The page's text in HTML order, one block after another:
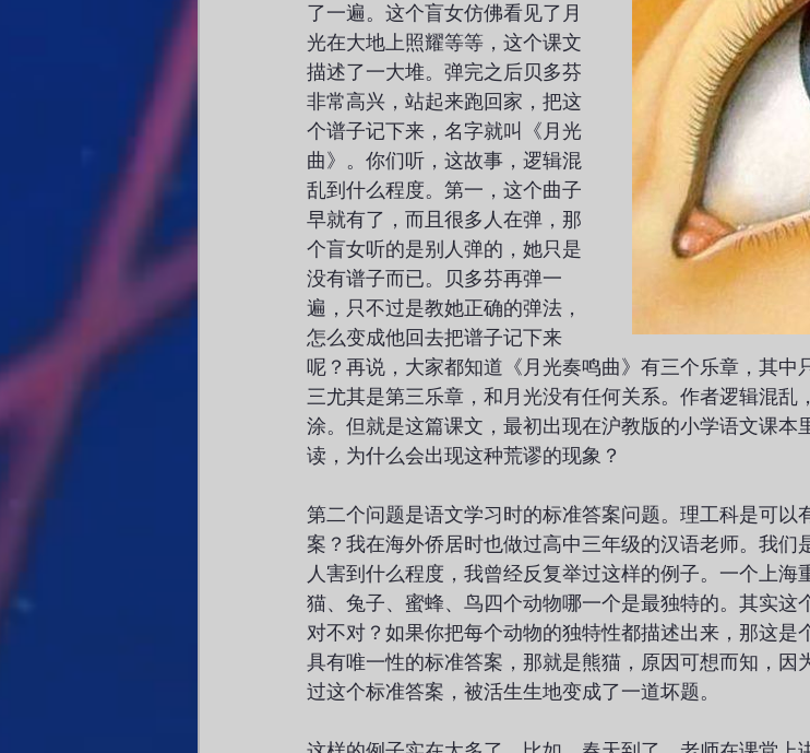
了一遍。这个盲女仿佛看见了月
光在大地上照耀等等，这个课文
描述了一大堆。弹完之后贝多芬
非常高兴，站起来跑回家，把这
个谱子记下来，名字就叫《月光
曲》。你们听，这故事，逻辑混
乱到什么程度。第一，这个曲子
早就有了，而且很多人在弹，那
个盲女听的是别人弹的，她只是
没有谱子而已。贝多芬再弹一
遍，只不过是教她正确的弹法，
怎么变成他回去把谱子记下来
呢？再说，大家都知道《月光奏鸣曲》有三个乐章，其中
三尤其是第三乐章，和月光没有任何关系。作者逻辑混乱
涂。但就是这篇课文，最初出现在沪教版的小学语文课本
读，为什么会出现这种荒谬的现象？
第二个问题是语文学习时的标准答案问题。理工科是可以
案？我在海外侨居时也做过高中三年级的汉语老师。我们
人害到什么程度，我曾经反复举过这样的例子。一个上海
猫、兔子、蜜蜂、鸟四个动物哪一个是最独特的。其实这
对不对？如果你把每个动物的独特性都描述出来，那这是
具有唯一性的标准答案，那就是熊猫，原因可想而知，因
过这个标准答案，被活生生地变成了一道坏题。